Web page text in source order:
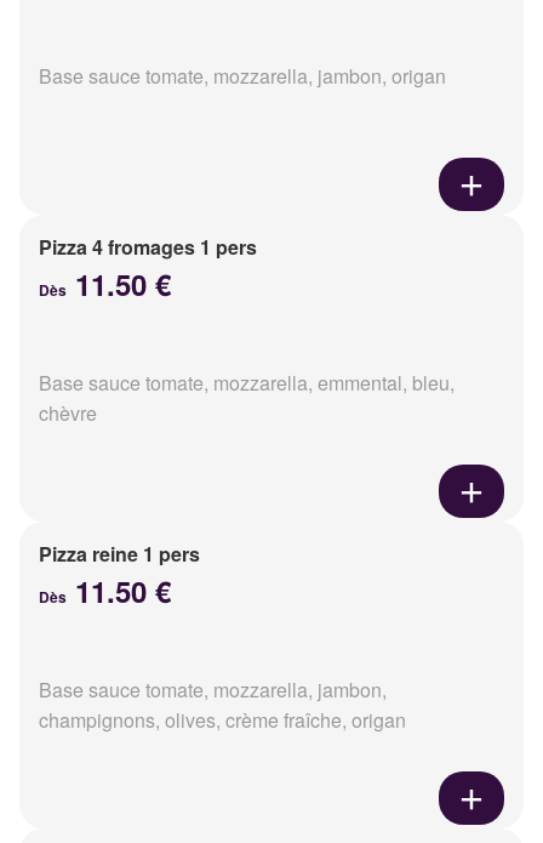
Base sauce tomate, mozzarella, jambon, origan
Pizza 4 fromages 1 pers
Dès 11.50 €
Base sauce tomate, mozzarella, emmental, bleu,
chèvre
Pizza reine 1 pers
Dès 11.50 €
Base sauce tomate, mozzarella, jambon,
champignons, olives, crème fraîche, origan